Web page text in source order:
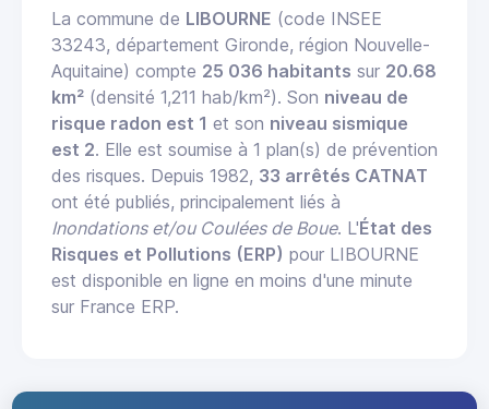
La commune de LIBOURNE (code INSEE
33243, département Gironde, région Nouvelle-
Aquitaine) compte 25 036 habitants sur 20.68
km² (densité 1,211 hab/km²). Son niveau de
risque radon est 1 et son niveau sismique
est 2. Elle est soumise à 1 plan(s) de prévention
des risques. Depuis 1982, 33 arrêtés CATNAT
ont été publiés, principalement liés à
Inondations et/ou Coulées de Boue. L'État des
Risques et Pollutions (ERP) pour LIBOURNE
est disponible en ligne en moins d'une minute
sur France ERP.